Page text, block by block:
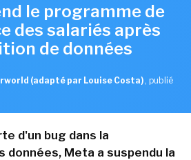
le programme de
des salariés après
de données
(adapté par Louise Costa) , publié
d'un bug dans la
données, Meta a suspendu la